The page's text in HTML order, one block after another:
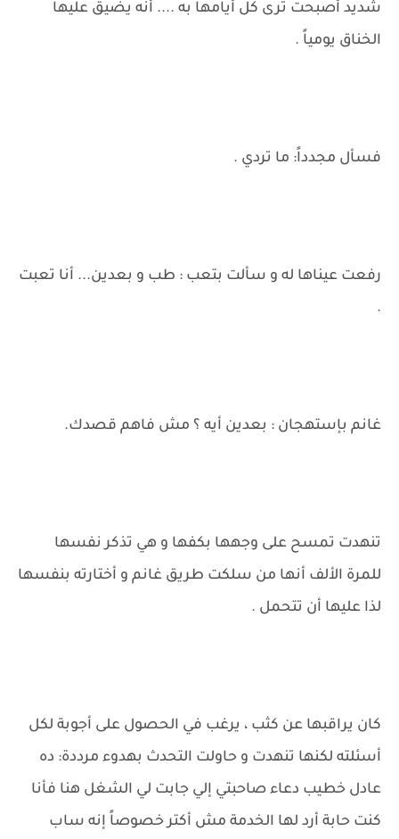
شديد أصبحت ترى كل أيامها به .... أنه يضيق عليها
الخناق يومياً .
فسأل مجدداً: ما تردي .
رفعت عيناها له و سألت بتعب : طب و بعدين... أنا تعبت
.
غانم بإستهجان : بعدين أيه ؟ مش فاهم قصدك.
تنهدت تمسح على وجهها بكفها و هي تذكر نفسها
للمرة الألف أنها من سلكت طريق غانم و أختارته بنفسها
لذا عليها أن تتحمل .
كان يراقبها عن كثب ، يرغب في الحصول على أجوبة لكل
أسئلته لكنها تنهدت و حاولت التحدث بهدوء مرددة: ده
عادل خطيب دعاء صاحبتي إلي جابت لي الشغل هنا فأنا
كنت حابة أرد لها الخدمة مش أكتر خصوصاً إنه ساب